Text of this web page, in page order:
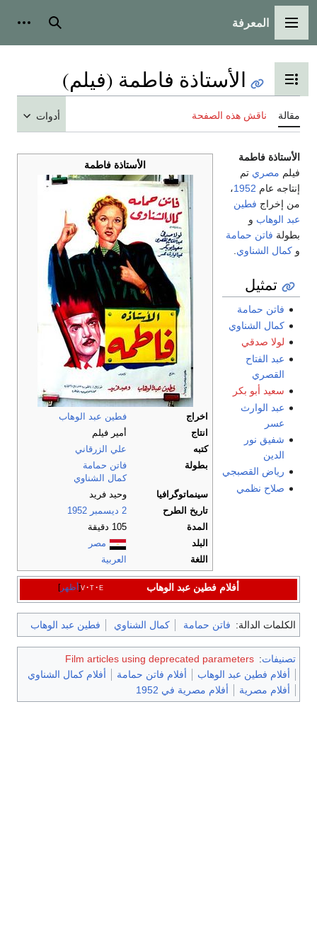
القائمة الرئيسية
المعرفة بحث
تبديل عرض جدول المحتويات
الأستاذة فاطمة (فيلم)
مقالة ناقش هذه الصفحة أدوات
الأستاذة فاطمة
اخراج
فطين عبد الوهاب
انتاج
أمير فيلم
كتبه
علي الزرقاني
بطولة
فاتن حمامة
كمال الشناوي
سينماتوگرافيا
وحيد فريد
تاريخ الطرح
2 ديسمبر
1952
المدة
105 دقيقة
البلد
مصر
اللغة
العربية
الأستاذة فاطمة
فيلم مصري تم
إنتاجه عام 1952،
من إخراج فطين
عبد الوهاب و
بطولة فاتن حمامة
و كمال الشناوي
تمثيل
فاتن حمامة
كمال الشناوي
لولا صدقي
عبد الفتاح
القصري
سعيد أبو بكر
عبد الوارث
عسر
شفيق نور
الدين
رياض القصبجي
صلاح نظمي
أظهر v t e أفلام فطين عبد الوهاب
الكلمات الدالة: فاتن حمامة كمال الشناوي فطين عبد الوهاب
تصنيفات:
Film articles using deprecated parameters
أفلام فطين عبد الوهاب
أفلام فاتن حمامة
أفلام كمال الشناوي
أفلام مصرية
أفلام مصرية في 1952